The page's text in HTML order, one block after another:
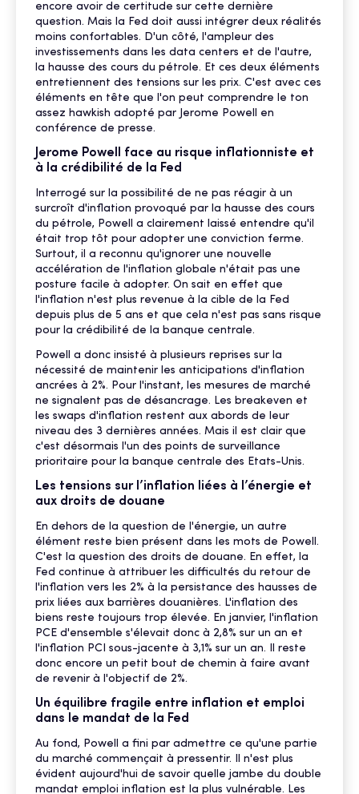
encore avoir de certitude sur cette dernière
question. Mais la Fed doit aussi intégrer deux réalités
moins confortables. D'un côté, l'ampleur des
investissements dans les data centers et de l'autre,
la hausse des cours du pétrole. Et ces deux éléments
entretiennent des tensions sur les prix. C'est avec ces
éléments en tête que l'on peut comprendre le ton
assez hawkish adopté par Jerome Powell en
conférence de presse.
Jerome Powell face au risque inflationniste et
à la crédibilité de la Fed
Interrogé sur la possibilité de ne pas réagir à un
surcroît d'inflation provoqué par la hausse des cours
du pétrole, Powell a clairement laissé entendre qu'il
était trop tôt pour adopter une conviction ferme.
Surtout, il a reconnu qu'ignorer une nouvelle
accélération de l'inflation globale n'était pas une
posture facile à adopter. On sait en effet que
l'inflation n'est plus revenue à la cible de la Fed
depuis plus de 5 ans et que cela n'est pas sans risque
pour la crédibilité de la banque centrale.
Powell a donc insisté à plusieurs reprises sur la
nécessité de maintenir les anticipations d'inflation
ancrées à 2%. Pour l'instant, les mesures de marché
ne signalent pas de désancrage. Les breakeven et
les swaps d'inflation restent aux abords de leur
niveau des 3 dernières années. Mais il est clair que
c'est désormais l'un des points de surveillance
prioritaire pour la banque centrale des Etats-Unis.
Les tensions sur l’inflation liées à l’énergie et
aux droits de douane
En dehors de la question de l'énergie, un autre
élément reste bien présent dans les mots de Powell.
C'est la question des droits de douane. En effet, la
Fed continue à attribuer les difficultés du retour de
l'inflation vers les 2% à la persistance des hausses de
prix liées aux barrières douanières. L'inflation des
biens reste toujours trop élevée. En janvier, l'inflation
PCE d'ensemble s'élevait donc à 2,8% sur un an et
l'inflation PCI sous-jacente à 3,1% sur un an. Il reste
donc encore un petit bout de chemin à faire avant
de revenir à l'objectif de 2%.
Un équilibre fragile entre inflation et emploi
dans le mandat de la Fed
Au fond, Powell a fini par admettre ce qu'une partie
du marché commençait à pressentir. Il n'est plus
évident aujourd'hui de savoir quelle jambe du double
mandat emploi inflation est la plus vulnérable. Les